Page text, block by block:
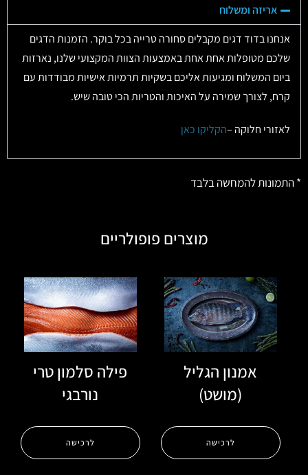
אריזה ומשלוח
אנחנו בדוד דגים מקבלים סחורה טרייה בכל בוקר. הזמנות הדגים
שלכם מטופלות אחת אחת באמצעות הצוות המקצועי שלנו, נארזות
ביום המשלוח ומגיעות אליכם בשקיות תרמיות אישיות מבודדות עם
קרח, לצורך שמירה על האיכות והטריות הכי טובה שיש.
לאזורי חלוקה –הקליקו כאן
* התמונות להמחשה בלבד
מוצרים פופולריים
אמנון הגליל
(מושט)
לרכישה
פילה סלמון טרי
נורבגי
לרכישה